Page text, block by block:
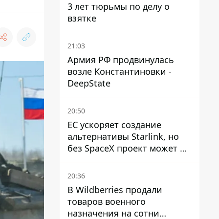
3 лет тюрьмы по делу о
взятке
21:03
Армия РФ продвинулась
возле Константиновки -
DeepState
20:50
ЕС ускоряет создание
альтернативы Starlink, но
без SpaceX проект может не
обойтись
20:36
В Wildberries продали
товаров военного
назначения на сотни